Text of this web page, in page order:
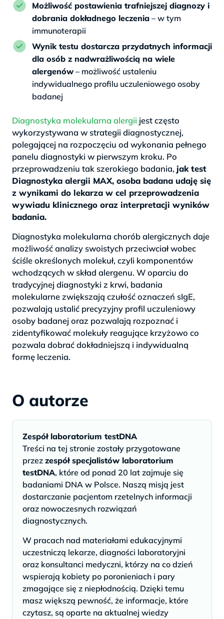
Możliwość postawienia trafniejszej diagnozy i
dobrania dokładnego leczenia – w tym
immunoterapii
Wynik testu dostarcza przydatnych informacji
dla osób z nadwrażliwością na wiele
alergenów – możliwość ustaleniu
indywidualnego profilu uczuleniowego osoby
badanej
Diagnostyka molekularna alergii jest często
wykorzystywana w strategii diagnostycznej,
polegającej na rozpoczęciu od wykonania pełnego
panelu diagnostyki w pierwszym kroku. Po
przeprowadzeniu tak szerokiego badania, jak test
Diagnostyka alergii MAX, osoba badana udaję się
z wynikami do lekarza w cel przeprowadzenia
wywiadu klinicznego oraz interpretacji wyników
badania.
Diagnostyka molekularna chorób alergicznych daje
możliwość analizy swoistych przeciwciał wobec
ściśle określonych molekuł, czyli komponentów
wchodzących w skład alergenu. W oparciu do
tradycyjnej diagnostyki z krwi, badania
molekularne zwiększają czułość oznaczeń sIgE,
pozwalają ustalić precyzyjny profil uczuleniowy
osoby badanej oraz pozwalają rozpoznać i
zidentyfikować molekuły reagujące krzyżowo co
pozwala dobrać dokładniejszą i indywidualną
formę leczenia.
O autorze
Zespół laboratorium testDNA
Treści na tej stronie zostały przygotowane
przez zespół specjalistów laboratorium
testDNA, które od ponad 20 lat zajmuje się
badaniami DNA w Polsce. Naszą misją jest
dostarczanie pacjentom rzetelnych informacji
oraz nowoczesnych rozwiązań
diagnostycznych.
W pracach nad materiałami edukacyjnymi
uczestniczą lekarze, diagności laboratoryjni
oraz konsultanci medyczni, którzy na co dzień
wspierają kobiety po poronieniach i pary
zmagające się z niepłodnością. Dzięki temu
masz większą pewność, że informacje, które
czytasz, są oparte na aktualnej wiedzy